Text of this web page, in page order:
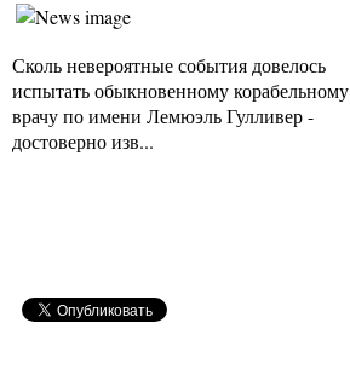
Сколь невероятные события довелось
испытать обыкновенному корабельному
врачу по имени Лемюэль Гулливер -
достоверно изв...